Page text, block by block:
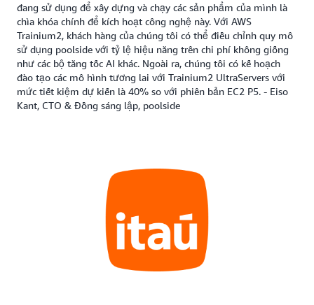
đang sử dụng để xây dựng và chạy các sản phẩm của mình là
chìa khóa chính để kích hoạt công nghệ này. Với AWS
Trainium2, khách hàng của chúng tôi có thể điều chỉnh quy mô
sử dụng poolside với tỷ lệ hiệu năng trên chi phí không giống
như các bộ tăng tốc AI khác. Ngoài ra, chúng tôi có kế hoạch
đào tạo các mô hình tương lai với Trainium2 UltraServers với
mức tiết kiệm dự kiến là 40% so với phiên bản EC2 P5. - Eiso
Kant, CTO & Đồng sáng lập, poolside